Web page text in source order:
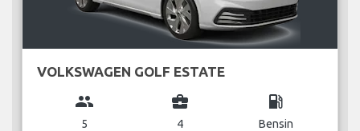
VOLKSWAGEN GOLF ESTATE
group
5
business_center
4
local_gas_station
Bensin